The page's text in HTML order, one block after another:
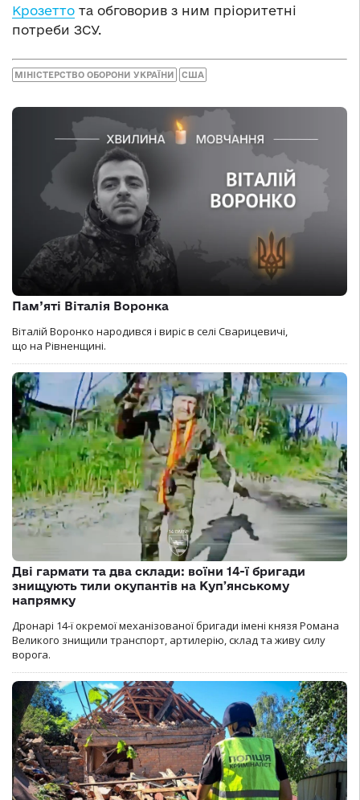
Крозетто та обговорив з ним пріоритетні
потреби ЗСУ.
МІНІСТЕРСТВО ОБОРОНИ УКРАЇНИ США
Пам’яті Віталія Воронка
Віталій Воронко народився і виріс в селі Сварицевичі,
що на Рівненщині.
Дві гармати та два склади: воїни 14-ї бригади
знищують тили окупантів на Купʼянському
напрямку
Дронарі 14-ї окремої механізованої бригади імені князя Романа
Великого знищили транспорт, артилерію, склад та живу силу
ворога.